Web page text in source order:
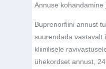
Annuse kohandamine
Buprenorfiini annust
suurendada vastavalt
kliinilisele
ühekordset annust,